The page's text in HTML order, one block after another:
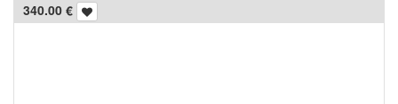
340.00 €